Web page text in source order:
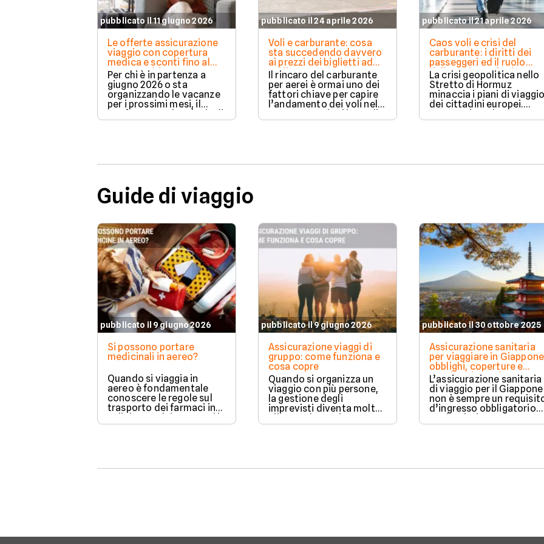
pubblicato il 11 giugno 2026
Le offerte assicurazione
viaggio con copertura
medica e sconti fino al
20% per chi parte a
giugno 2026
Per chi è in partenza a
giugno 2026 o sta
organizzando le vacanze
per i prossimi mesi, il
confronto tra le principali
rc viaggio da attivare
pubblicato il 24 aprile 2026
Voli e carburante: cosa
sta succedendo davvero
ai prezzi dei biglietti ad
aprile 2026
Il rincaro del carburante
per aerei è ormai uno dei
fattori chiave per capire
l’andamento dei voli nel
2026. Le tensioni in Medio
Oriente e le criticità
fuel, con effetti
pubblicato il 21 aprile 2026
Caos voli e crisi del
carburante: i diritti dei
passeggeri ed il ruolo
delle assicurazioni
La crisi geopolitica nello
Stretto di Hormuz
minaccia i piani di viaggio
dei cittadini europei.
Questa situazione causa
chiusure degli spazi aerei
Guide di viaggio
pubblicato il 9 giugno 2026
Si possono portare
medicinali in aereo?
Quando si viaggia in
aereo è fondamentale
conoscere le regole sul
trasporto dei farmaci in
valigia, perché non tutti i
medicinali possono
base al tipo di prodotto,
pubblicato il 9 giugno 2026
Assicurazione viaggi di
gruppo: come funziona e
cosa copre
Quando si organizza un
viaggio con più persone,
la gestione degli
imprevisti diventa molto
più complessa rispetto a
una partenza individuale.
unica e coordinata per
pubblicato il 30 ottobre 2025
Assicurazione sanitaria
per viaggiare in
obblighi, coperture e
costi aggiornati
L’assicurazione sanitaria
di viaggio per il Giappone
non è sempre un
d’ingresso obbligatorio
per i turisti, ma
rappresenta una tutela